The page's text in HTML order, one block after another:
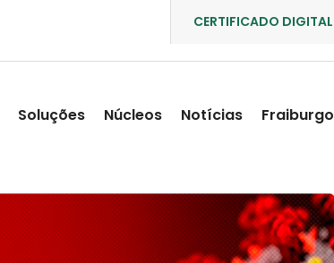
CERTIFICADO DIGITAL
Soluções Núcleos Notícias Fraiburgo